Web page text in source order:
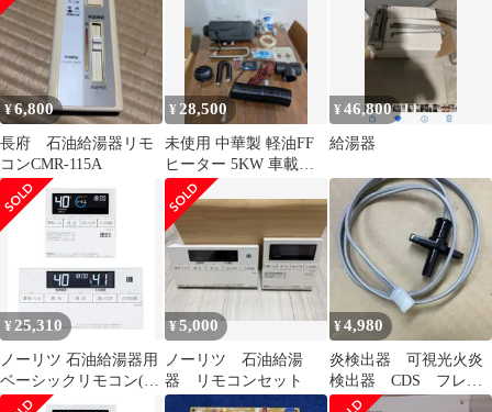
石油給湯器 関連部材
tu1jdyt
¥6,800
長府 石油給湯器リモ
コンCMR-115A
¥ 28,500
未使用 中華製 軽油FF
ヒーター 5KW 車載用
ヒーター 別売り部材セ
ット
¥46,800
給湯器
¥ 25,310
ノーリツ 石油給湯器用
ベーシックリモコン(イ
ンターホン付) RC-
¥5,000
ノーリツ 石油給湯
器 リモコンセット
¥4,980
炎検出器 可視光火炎
検出器 CDS フレー
ムアイ バーナー ボ